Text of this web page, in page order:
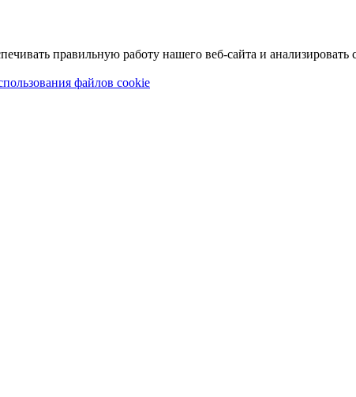
правильную работу нашего веб-сайта и анализировать
файлов cookie